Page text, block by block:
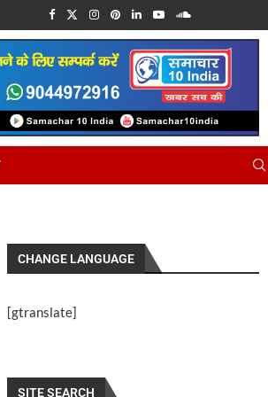
CHANGE LANGUAGE
[gtranslate]
SITE SEARCH